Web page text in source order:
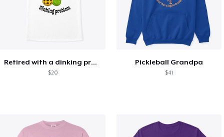
Retired with a dinking problem
$20
Pickleball Grandpa
$41